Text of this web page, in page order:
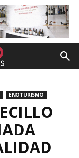
ENOTURISMO